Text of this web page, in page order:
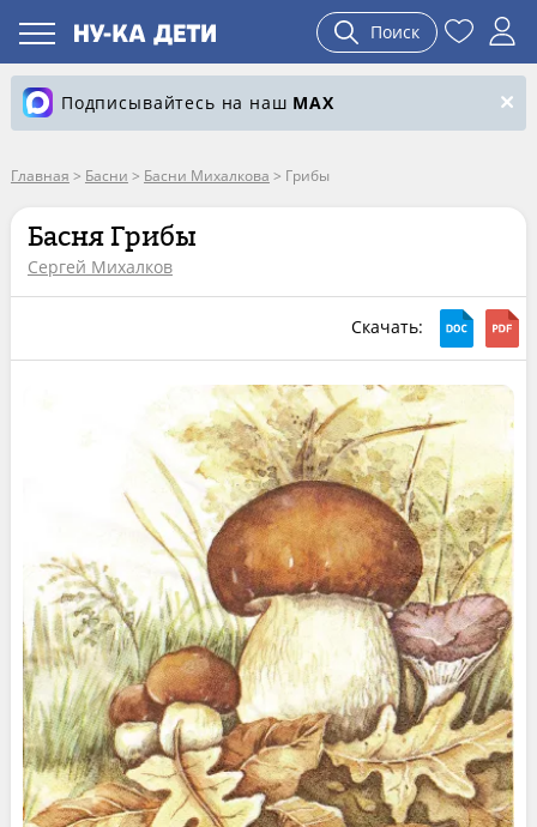
Поиск
Подписывайтесь на наш MAX
Главная > Басни > Басни Михалкова > Грибы
Басня Грибы
Сергей Михалков
Скачать: